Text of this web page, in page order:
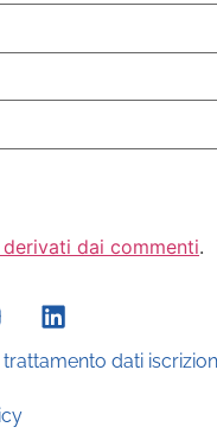
dai commenti.
dati